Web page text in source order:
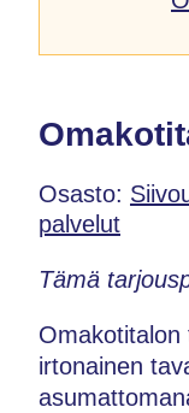
Osasto:
palvelut
Tämä
Omakotitalon
irtonainen